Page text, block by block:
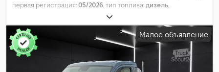
первая регистрация:05/2026, тип топлива:дизель,
, максимальная грузоподъёмность:
1 400 кг, общий вес:3 500 кг, следующая проверка (TÜV):
05/2026, топливо: , цвет: серый, кабина водителя:
другое, тип передачи: механический, класс выбросов: Евро 6
подвеска:
, Год выпуска: 2025,
ABS, бортовой компьютер, гарантия на
Малое объявление